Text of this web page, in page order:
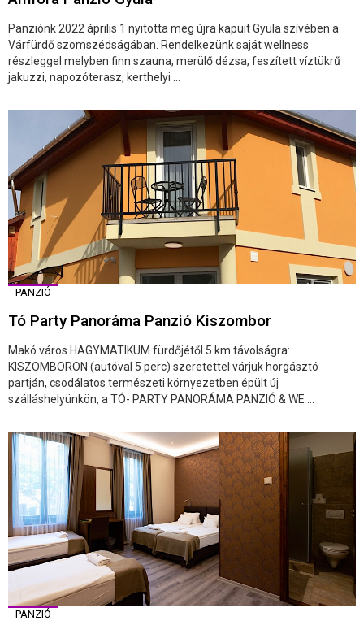
Panziónk 2022 április 1 nyitotta meg újra kapuit Gyula szívében a
Várfürdő szomszédságában. Rendelkezünk saját wellness
részleggel melyben finn szauna, merülő dézsa, feszített víztükrű
jakuzzi, napozóterasz, kerthelyi ...
PANZIÓ
Tó Party Panoráma Panzió Kiszombor
Makó város HAGYMATIKUM fürdőjétől 5 km távolságra:
KISZOMBORON (autóval 5 perc) szeretettel várjuk horgásztó
partján, csodálatos természeti környezetben épült új
szálláshelyünkön, a TÓ- PARTY PANORÁMA PANZIÓ & WE ...
PANZIÓ